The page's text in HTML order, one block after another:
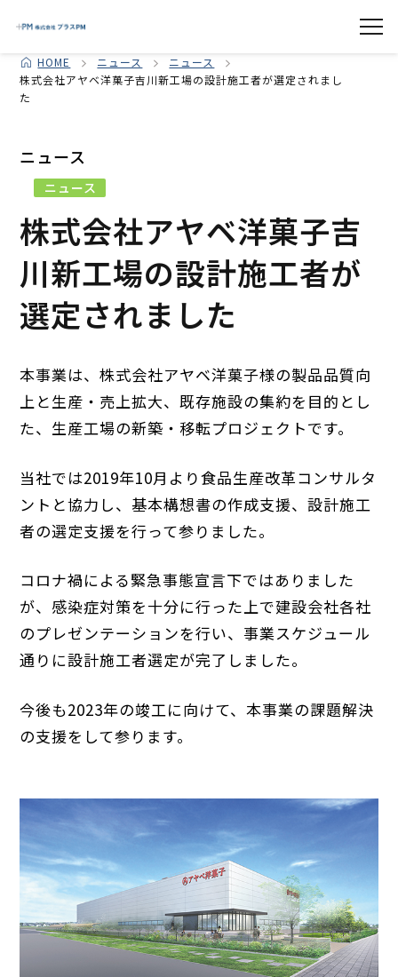
HOME ニュース
ニュース
株式会社アヤベ洋菓子吉川新工場の設計施工者が選定されまし
た
ニュース
ニュース
株式会社アヤベ洋菓子吉
川新工場の設計施工者が
選定されました
本事業は、株式会社アヤベ洋菓子様の製品品質向
上と生産・売上拡大、既存施設の集約を目的とし
た、生産工場の新築・移転プロジェクトです。
当社では2019年10月より食品生産改革コンサルタ
ントと協力し、基本構想書の作成支援、設計施工
者の選定支援を行って参りました。
コロナ禍による緊急事態宣言下ではありました
が、感染症対策を十分に行った上で建設会社各社
のプレゼンテーションを行い、事業スケジュール
通りに設計施工者選定が完了しました。
今後も2023年の竣工に向けて、本事業の課題解決
の支援をして参ります。